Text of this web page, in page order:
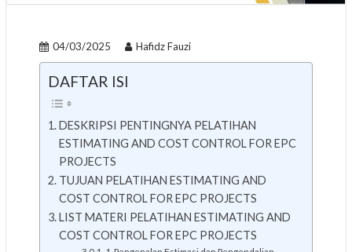
04/03/2025 Hafidz Fauzi
DAFTAR ISI
DESKRIPSI PENTINGNYA PELATIHAN
ESTIMATING AND COST CONTROL FOR EPC
PROJECTS
TUJUAN PELATIHAN ESTIMATING AND
COST CONTROL FOR EPC PROJECTS
LIST MATERI PELATIHAN ESTIMATING AND
COST CONTROL FOR EPC PROJECTS